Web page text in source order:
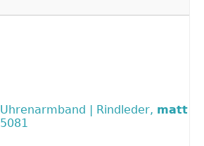
| Rindleder, matt